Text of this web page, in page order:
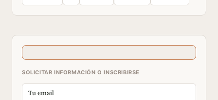
SOLICITAR INFORMACIÓN O INSCRIBIRSE